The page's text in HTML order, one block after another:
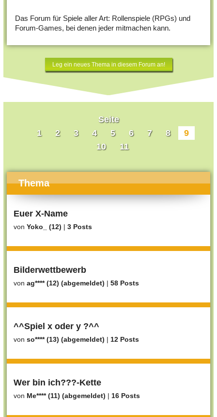
Das Forum für Spiele aller Art: Rollenspiele (RPGs) und
Forum-Games, bei denen jeder mitmachen kann.
Leg ein neues Thema in diesem Forum an!
Seite
1
2 3 4 5 6 7 8
9
10
11
Thema
Euer X-Name
von Yoko_ (12) | 3 Posts
Bilderwettbewerb
von ag**** (12) (abgemeldet) | 58 Posts
^^Spiel x oder y ?^^
von so**** (13) (abgemeldet) | 12 Posts
Wer bin ich???-Kette
von Me**** (11) (abgemeldet) | 16 Posts